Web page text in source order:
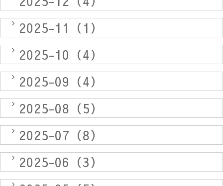
2025-11（1）
2025-10（4）
2025-09（4）
2025-08（5）
2025-07（8）
2025-06（3）